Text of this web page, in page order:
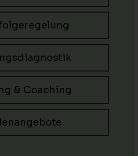
& Coaching